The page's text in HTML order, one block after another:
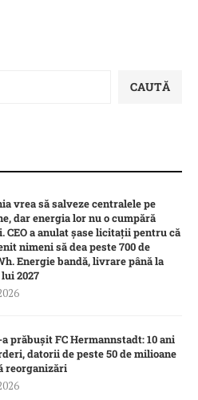
CAUTĂ
vrea să salveze centralele pe
dar energia lor nu o cumpără
CEO a anulat șase licitații pentru că
nimeni să dea peste 700 de
Energie bandă, livrare până la
2027
a prăbușit FC Hermannstadt: 10 ani
datorii de peste 50 de milioane
reorganizări